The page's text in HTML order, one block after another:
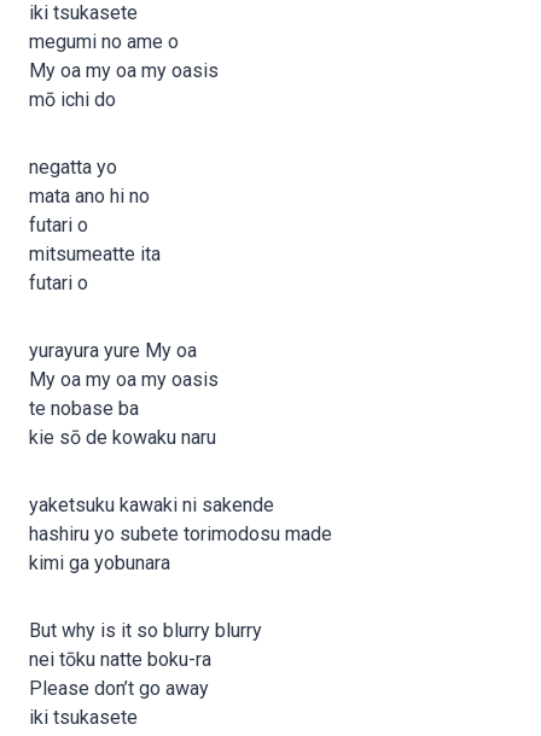
iki tsukasete
megumi no ame o
My oa my oa my oasis
mō ichi do
negatta yo
mata ano hi no
futari o
mitsumeatte ita
futari o
yurayura yure My oa
My oa my oa my oasis
te nobase ba
kie sō de kowaku naru
yaketsuku kawaki ni sakende
hashiru yo subete torimodosu made
kimi ga yobunara
But why is it so blurry blurry
nei tōku natte boku-ra
Please don’t go away
iki tsukasete